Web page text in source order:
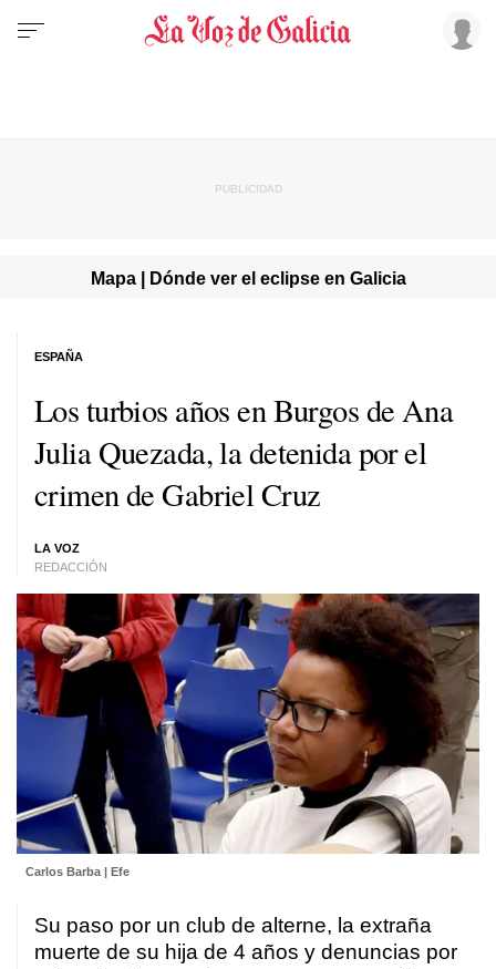
Mapa | Dónde ver el eclipse en Galicia
Los turbios años en Burgos de Ana
Julia Quezada, la detenida por el
crimen de Gabriel Cruz
LA VOZ
REDACCIÓN
ESPAÑA
Carlos Barba | Efe
Su paso por un club de alterne, la extraña
muerte de su hija de 4 años y denuncias por